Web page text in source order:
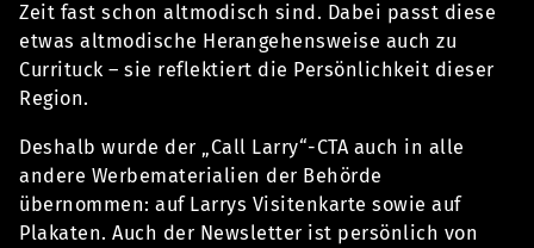
Zeit fast schon altmodisch sind. Dabei passt diese
etwas altmodische Herangehensweise auch zu
Currituck – sie reflektiert die Persönlichkeit dieser
Region.
Deshalb wurde der „Call Larry“-CTA auch in alle
andere Werbematerialien der Behörde
übernommen: auf Larrys Visitenkarte sowie auf
Plakaten. Auch der Newsletter ist persönlich von